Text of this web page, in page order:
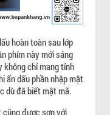
hoàn toàn sau lớp
phím này mới sáng
không chỉ mang tính
ẩn dấu phần nhập mật
dù đã biết mật mã.
cũng được sơn với